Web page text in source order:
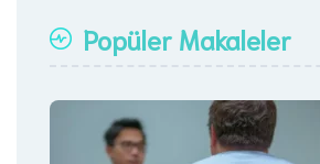
Popüler Makaleler